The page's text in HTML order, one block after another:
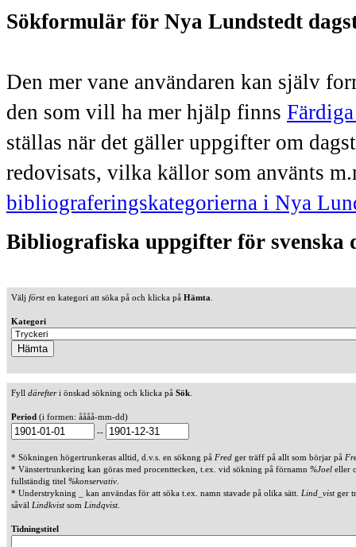
Sökformulär för Nya Lundstedt
Den mer vane användaren kan själv
den som vill ha mer hjälp finns
ställas när det gäller uppgifter om
redovisats, vilka källor som använts
bibliograferingskategorierna i Nya
Bibliografiska uppgifter för svenska
Välj försten kategori att söka på och klicka på Hämta
Kategori
Fyll därefteri önskad sökning och klicka på Sök
Period (i formen: åååå-mm-dd)
--
* Sökningen högertrunkeras alltid, d.v.s. en söknng på Fred ger träff på allt som börjar på
* Vänstertrunkering kan göras med procenttecken, t.ex. vid sökning på förnamn %Joel eller
fullständig titel %konservativ
* Understrykning _ kan användas för att söka t.ex. namn stavade på olika sätt. Lind_vistger
såväl Lindkvistsom Lindqvist.
Tidningstitel